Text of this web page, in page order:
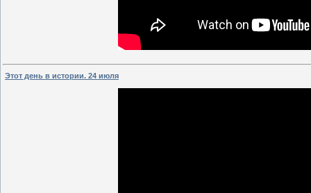
Этот день в истории. 24 июля